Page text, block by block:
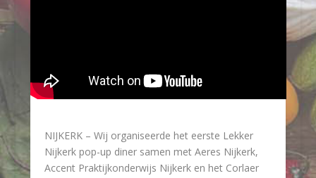
NIJKERK – Wij organiseerde het eerste Lekker
Nijkerk pop-up diner samen met Aeres Nijkerk,
Accent Praktijkonderwijs Nijkerk en het Corlaer